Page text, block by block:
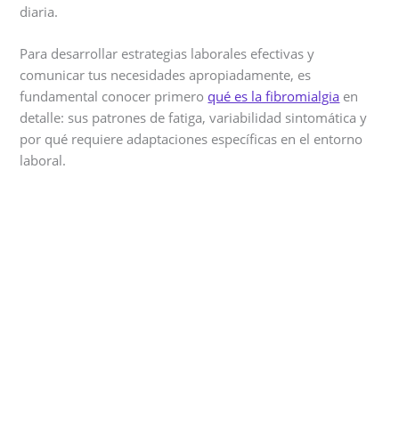
diaria.
Para desarrollar estrategias laborales efectivas y
comunicar tus necesidades apropiadamente, es
fundamental conocer primero qué es la fibromialgia en
detalle: sus patrones de fatiga, variabilidad sintomática y
por qué requiere adaptaciones específicas en el entorno
laboral.